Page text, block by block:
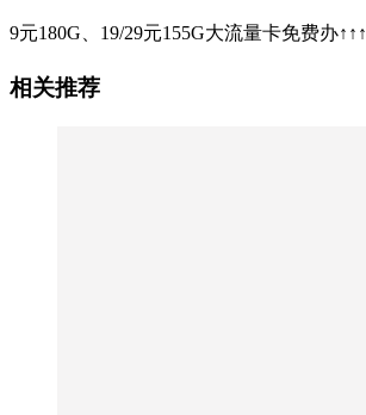
9元180G、19/29元155G大流量卡免费办↑↑↑
相关推荐